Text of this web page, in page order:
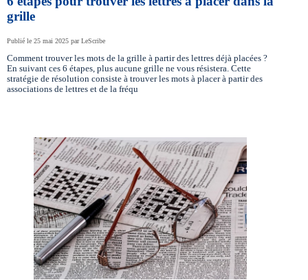
grille
Publié le 25 mai 2025 par LeScribe
Comment trouver les mots de la grille à partir des lettres déjà placées ?
En suivant ces 6 étapes, plus aucune grille ne vous résistera. Cette
stratégie de résolution consiste à trouver les mots à placer à partir des
associations de lettres et de la fréqu